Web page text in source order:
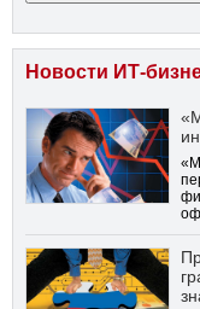
Новости ИТ-